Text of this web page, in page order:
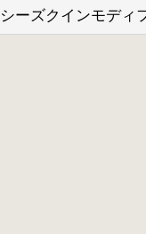
ズクインモディ